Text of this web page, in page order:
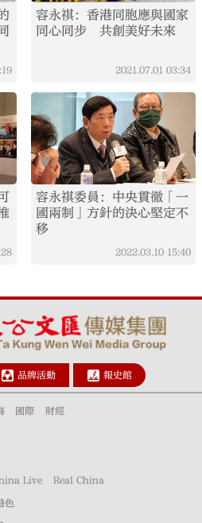
容永祺：香港同胞應與國家
同心同步 共創美好未來
2021.07.01 03:34
容永祺委員：中央貫徹「一
國兩制」方針的決心堅定不
移
2022.03.10 15:40
品牌活動 報史館
國際 財經
Live Real China
色